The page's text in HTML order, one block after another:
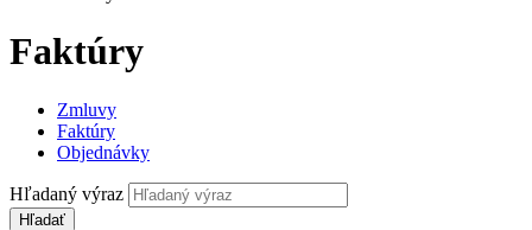
Faktúry
Zmluvy
Faktúry
Objednávky
Hľadaný výraz
Hľadať